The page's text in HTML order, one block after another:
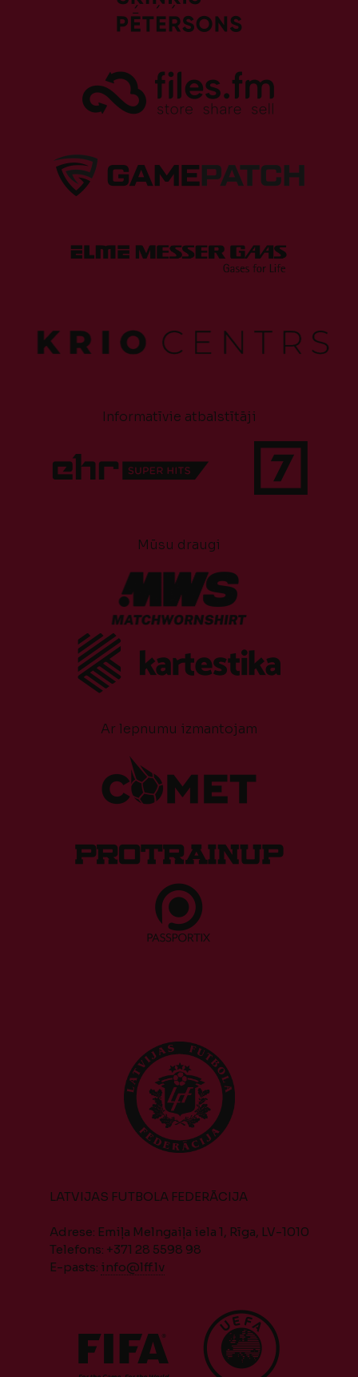
Informatīvie atbalstītāji
Mūsu draugi
Ar lepnumu izmantojam
LATVIJAS FUTBOLA FEDERĀCIJA
Adrese: Emiļa Melngaiļa iela 1, Rīga, LV-1010
Telefons: +371 28 5598 98
E-pasts: info@lff.lv